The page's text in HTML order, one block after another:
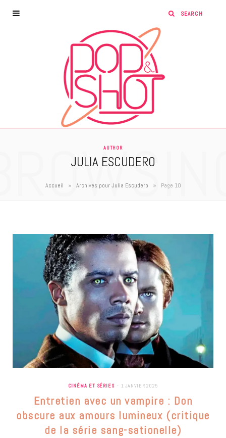
AUTHOR
JULIA ESCUDERO
Accueil » Archives pour Julia Escudero » Page 10
CINÉMA ET SÉRIES 1 JANVIER 2025
Entretien avec un vampire : Don
obscure aux amours lumineux (critique
de la série sang-sationelle)